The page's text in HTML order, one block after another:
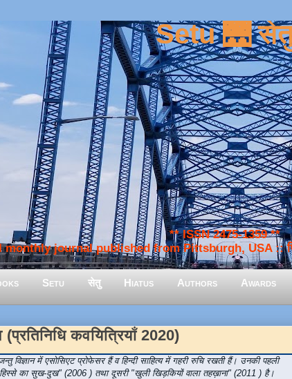
Setu 🌉
** ISSN 2475-1359 **
journal published from Pittsburgh, USA ::
Setu सेतु Hiatus Authors Awards
(प्रतिनिधि कवयित्रियाँ 2020)
विज्ञान में एसोसिएट प्रोफेसर हैं व हिन्दी साहित्य में गहरी रुचि रखती हैं। उनकी पहली
का सुख-दुख" (2006 ) तथा दूसरी "खुली खिड़कियों वाला तहख़ाना" (2011 ) है।